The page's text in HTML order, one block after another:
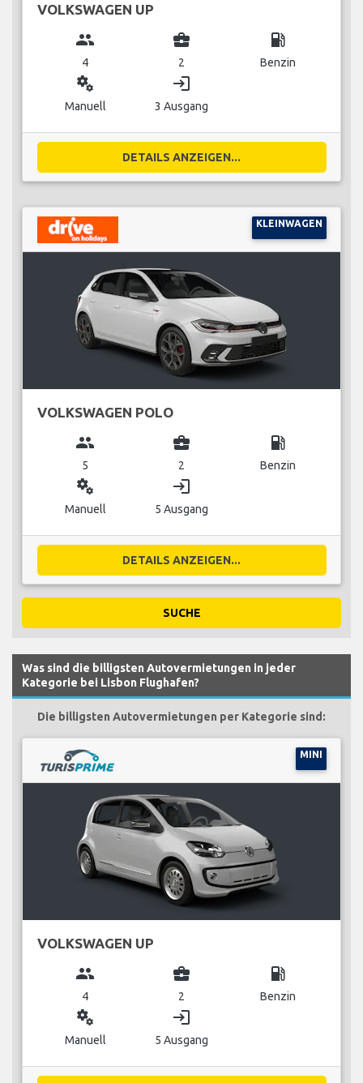
VOLKSWAGEN UP
group
4
business_center
2
local_gas_station
Benzin
miscellaneous_services
Manuell
login
3 Ausgang
DETAILS ANZEIGEN...
KLEINWAGEN
VOLKSWAGEN POLO
group
5
business_center
2
local_gas_station
Benzin
miscellaneous_services
Manuell
login
5 Ausgang
DETAILS ANZEIGEN...
SUCHE
Was sind die billigsten Autovermietungen in jeder
Kategorie bei Lisbon Flughafen?
Die billigsten Autovermietungen per Kategorie sind:
MINI
VOLKSWAGEN UP
group
4
business_center
2
local_gas_station
Benzin
miscellaneous_services
Manuell
login
5 Ausgang